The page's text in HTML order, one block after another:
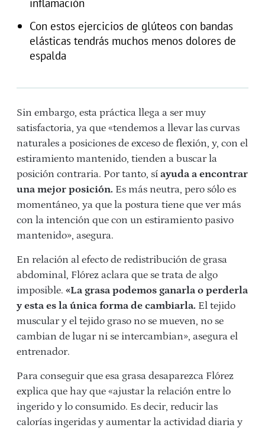
Con estos ejercicios de glúteos con bandas
elásticas tendrás muchos menos dolores de
espalda
Sin embargo, esta práctica llega a ser muy
satisfactoria, ya que «tendemos a llevar las curvas
naturales a posiciones de exceso de flexión, y, con el
estiramiento mantenido, tienden a buscar la
posición contraria. Por tanto, sí ayuda a encontrar
una mejor posición. Es más neutra, pero sólo es
momentáneo, ya que la postura tiene que ver más
con la intención que con un estiramiento pasivo
mantenido», asegura.
En relación al efecto de redistribución de grasa
abdominal, Flórez aclara que se trata de algo
imposible. «La grasa podemos ganarla o perderla
y esta es la única forma de cambiarla. El tejido
muscular y el tejido graso no se mueven, no se
cambian de lugar ni se intercambian», asegura el
entrenador.
Para conseguir que esa grasa desaparezca Flórez
explica que hay que «ajustar la relación entre lo
ingerido y lo consumido. Es decir, reducir las
calorías ingeridas y aumentar la actividad diaria y